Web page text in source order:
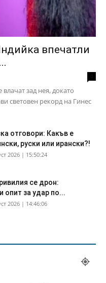
впечатли
зад нея, докато
световен рекорд на Гинес
отговори: Какъв е
руски или ирански?!
2026 | 15:50:24
се дрон:
опит за удар по...
2026 | 14:46:06